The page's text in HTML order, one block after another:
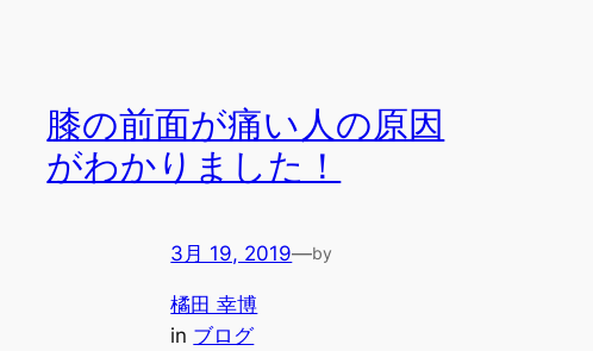
膝の前面が痛い人の原因
がわかりました！
3月 19, 2019—by
橘田 幸博
in ブログ